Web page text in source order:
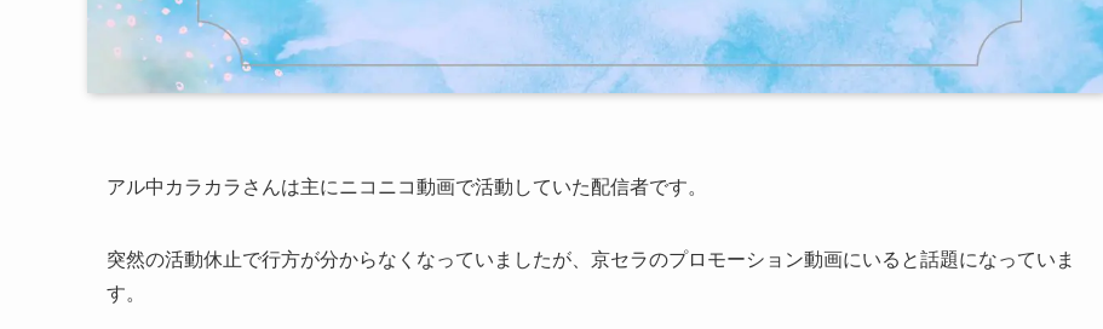
アル中カラカラさんは主にニコニコ動画で活動していた配信者です。
突然の活動休止で行方が分からなくなっていましたが、京セラのプロモーション動画にいると話題になっていま
す。